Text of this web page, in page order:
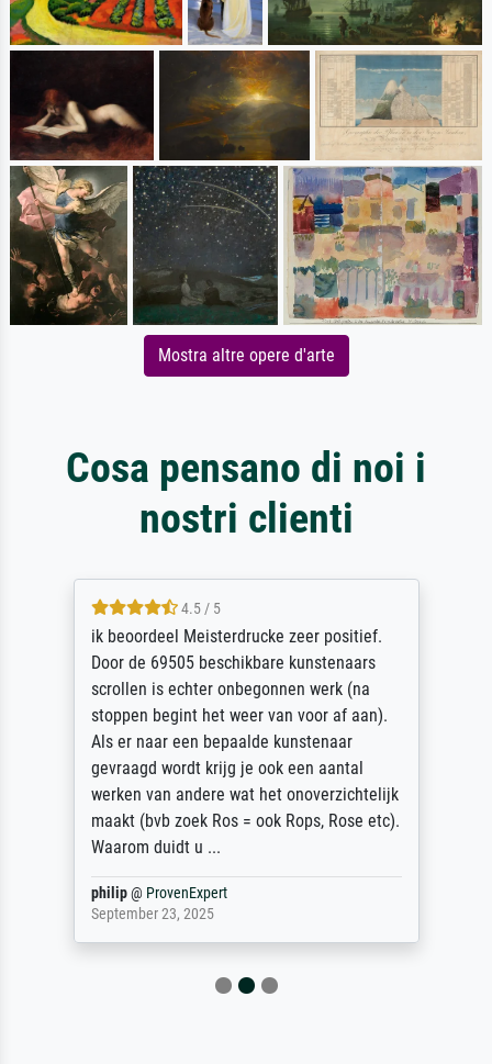
Mostra altre opere d'arte
Cosa pensano di noi i
nostri clienti
4.5 / 5
ik beoordeel Meisterdrucke zeer positief.
Door de 69505 beschikbare kunstenaars
scrollen is echter onbegonnen werk (na
stoppen begint het weer van voor af aan).
Als er naar een bepaalde kunstenaar
gevraagd wordt krijg je ook een aantal
werken van andere wat het onoverzichtelijk
maakt (bvb zoek Ros = ook Rops, Rose etc).
Waarom duidt u ...
philip@ ProvenExpert
September 23, 2025